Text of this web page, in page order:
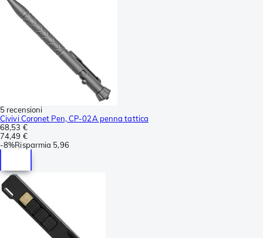
5 recensioni
Civivi Coronet Pen, CP-02A penna tattica
68,53 €
74,49 €
-8%Risparmia 5,96